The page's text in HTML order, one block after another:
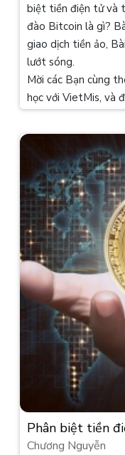
biệt tiền điện tử và
đào Bitcoin là gì?
giao dịch tiền ảo,
lướt sóng.
Mời các Bạn cùng
học với VietMis, và
Phân biệt tiền
Chương Nguyễn